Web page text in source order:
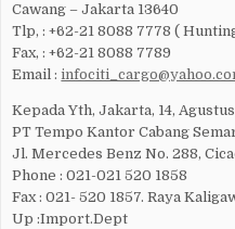
Cawang – Jakarta 13640
Tlp, : +62-21 8088 7778 (
Fax, : +62-21 8088 7789
Email :
Kepada Yth, Jakarta, 14,
PT Tempo Kantor Cabang
Jl. Mercedes Benz No. 288,
Phone : 021-021 520 1858
Fax : 021- 520 1857. Raya
Up :Import.Dept